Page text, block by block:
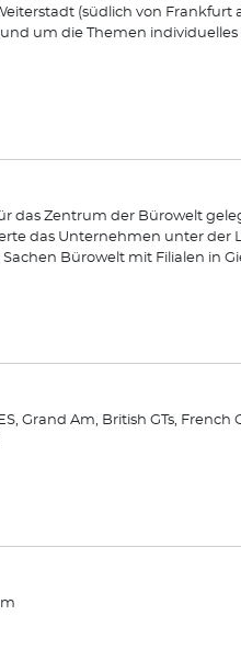
(südlich von Frankfurt
um die Themen individuelles
das Zentrum der Bürowelt
das Unternehmen unter der
Bürowelt mit Filialen in
Grand Am, British GTs, French